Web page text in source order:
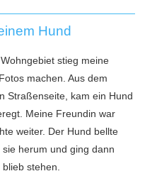
Hund
stieg meine
machen. Aus dem
Straßenseite, kam ein Hund
Meine Freundin war
weiter. Der Hund bellte
herum und ging dann
stehen.